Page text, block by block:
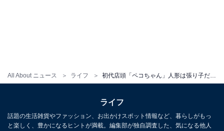
All About ニュース ライフ
ライフ
話題の生活雑貨やファッション、お出かけスポット情報など、暮らしがもっ
と楽しく、豊かになるヒントが満載。編集部が独自調査した、気になる他人